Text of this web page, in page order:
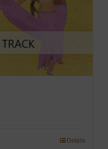
Details